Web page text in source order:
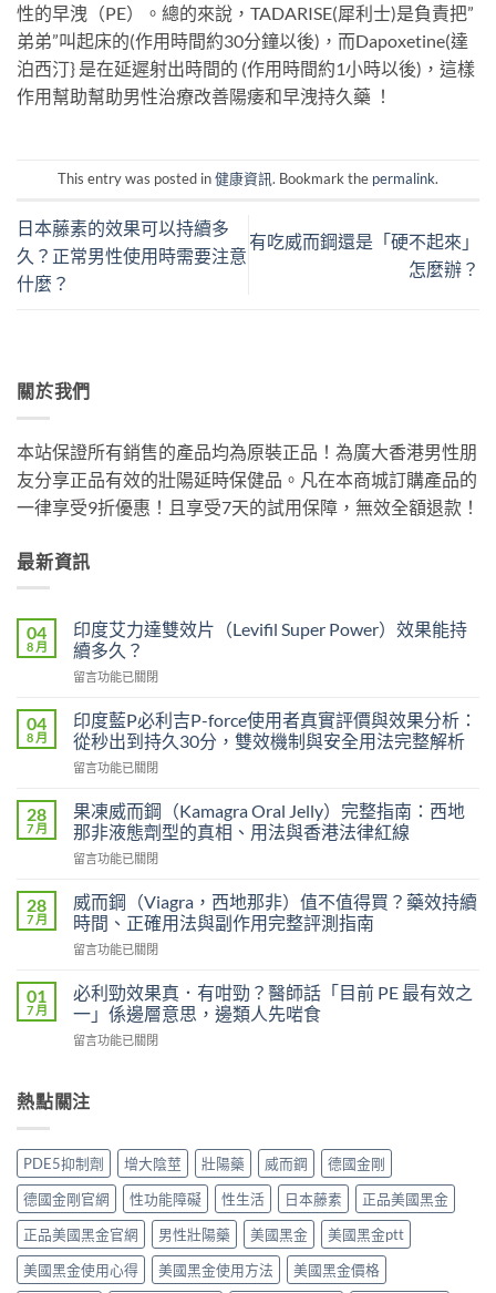
性的早洩（PE）。總的來說，TADARISE(犀利士)是負責把”
弟弟”叫起床的(作用時間約30分鐘以後)，而Dapoxetine(達
泊西汀} 是在延遲射出時間的 (作用時間約1小時以後)，這樣
作用幫助幫助男性治療改善陽痿和早洩持久藥 ！
This entry was posted in健康資訊. Bookmark the permalink.
日本藤素的效果可以持續多
久？正常男性使用時需要注意
什麼？
有吃威而鋼還是「硬不起來」
怎麼辦？
關於我們
本站保證所有銷售的產品均為原裝正品！為廣大香港男性朋
友分享正品有效的壯陽延時保健品。凡在本商城訂購產品的
一律享受9折優惠！且享受7天的試用保障，無效全額退款！
最新資訊
04
8 月
印度艾力達雙效片（Levifil Super Power）效果能持
續多久？
在
度
艾
力
達
效
片
（Levifil
Super
效
果
持
多
久？〉
中
留言功能已關閉
04
8 月
印度藍P必利吉P-force使用者真實評價與效果分析：
從秒出到持久30分，雙效機制與安全用法完整解析
在
度
藍
P
必
吉
P-
force
使
者
真
評
效
析：
從
秒
出
到
持
久
留言功能已關閉
28
7 月
果凍威而鋼（Kamagra Oral Jelly）完整指南：西地
那非液態劑型的真相、用法與香港法律紅線
在
凍
威
而
鋼
Oral
Jelly）
整
西
非
液
態
劑
型
的
真
留言功能已關閉
28
7 月
威而鋼（Viagra，西地那非）值不值得買？藥效持續
時間、正確用法與副作用完整評測指南
在
而
鋼
（Viagra，
西
非）
值
得
買？
藥
效
持
續
時
留言功能已關閉
01
7 月
必利勁效果真．有咁勁？醫師話「目前 PE 最有效之
一」係邊層意思，邊類人先啱食
在
勁
效
真．
有
咁
勁？
醫
師
話
「目
留言功能已關閉
熱點關注
PDE5抑制劑 增大陰莖 壯陽藥 威而鋼
德國金剛
德國金剛官網
性功能障礙 性生活 日本藤素
正品美國黑金
正品美國黑金官網
男性壯陽藥 美國黑金
美國黑金ptt
美國黑金使用心得
美國黑金使用方法 美國黑金價格